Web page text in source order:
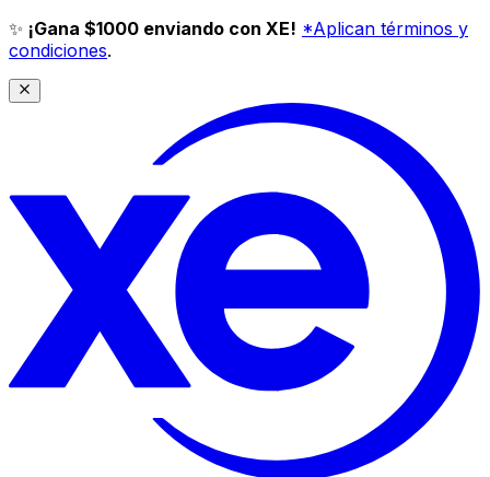
✨ ¡Gana $1000 enviando con XE! *Aplican términos y
condiciones.